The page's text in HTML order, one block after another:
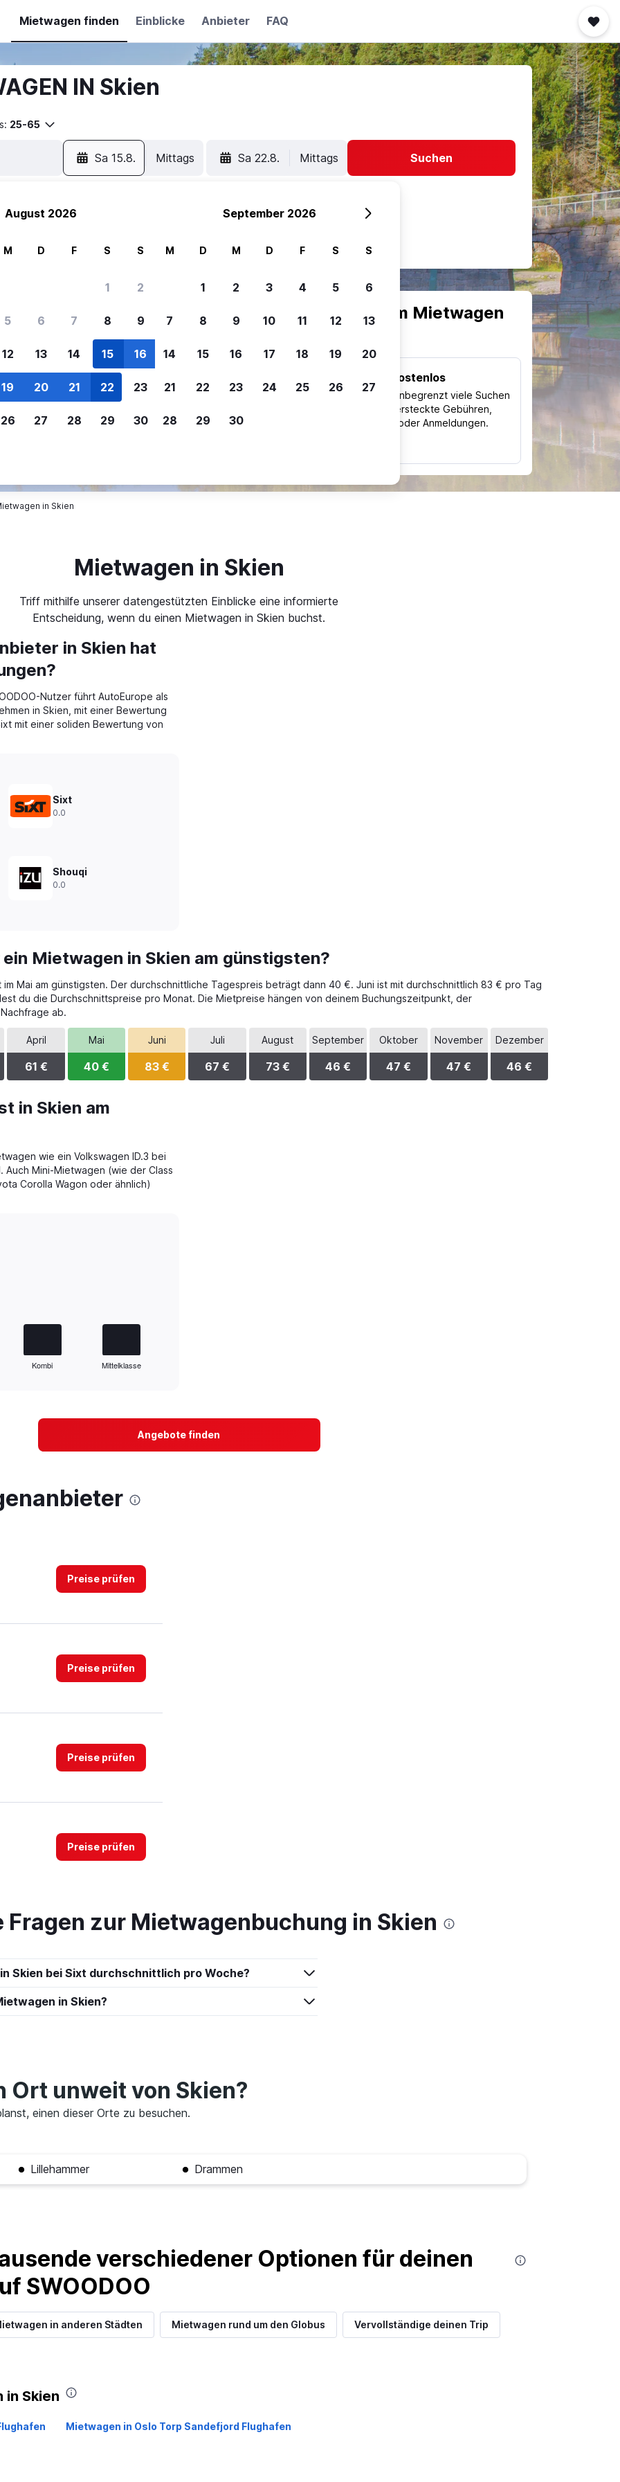
Mietwagen finden Einblicke Anbieter FAQ
IN Skien
25-65
Sa 15.8. Mittags Sa 22.8. Mittags Suchen
Reisenden sich für SWOODOO entscheiden, um Mietwagen
Lass dich benachrichtigen,
um kein tolles Angebot zu
Anpassung von Trips
Mietwagenergebnisse nach
Kostenlos
Nutze unbegrenzt viele Suchen
ohne versteckte Gebühren,
Kosten oder Anmeldungen.
in Skien
Mietwagen in Skien
Triff mithilfe unserer datengestützten Einblicke eine informierte
Entscheidung, wenn du einen Mietwagen in Skien buchst.
in Skien hat
Nutzer führt AutoEurope als
in Skien, mit einer Bewertung
mit einer soliden Bewertung von
Sixt
0.0
Shouqi
0.0
Mietwagen in Skien am günstigsten?
im Mai am günstigsten. Der durchschnittliche Tagespreis beträgt dann 40 €. Juni ist mit durchschnittlich 83 € pro Tag
du die Durchschnittspreise pro Monat. Die Mietpreise hängen von deinem Buchungszeitpunkt, der
ab.
April
61 €
Mai
40 €
Juni
83 €
Juli
67 €
August
73 €
September
46 €
Oktober
47 €
November
47 €
Dezember
46 €
in Skien am
wie ein Volkswagen ID.3 bei
Mini-Mietwagen (wie der Class
Corolla Wagon oder ähnlich)
Kombi Mittelklasse
Angebote finden
Preise prüfen
Preise prüfen
Preise prüfen
Preise prüfen
zur Mietwagenbuchung in Skien
Skien bei Sixt durchschnittlich pro Woche?
in Skien?
Ort unweit von Skien?
einen dieser Orte zu besuchen.
Lillehammer Drammen
verschiedener Optionen für deinen
SWOODOO
in anderen Städten Mietwagen rund um den Globus Vervollständige deinen Trip
in Skien
Mietwagen in Oslo Torp Sandefjord Flughafen
August 2026
M D F S S
1 2
5 6 7 8 9
12 13 14 15 16
19 20 21 22 23
26 27 28 29 30
September 2026
M D M D F S S
1 2 3 4 5 6
7 8 9 10 11 12 13
14 15 16 17 18 19 20
21 22 23 24 25 26 27
28 29 30